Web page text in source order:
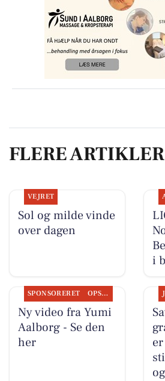
FLERE ARTIKLER
VEJRET
Sol og milde vinde
over dagen
i
SPONSORERET OPSLAGSTAVLEN
Ny video fra Yumi
Aalborg - Se den
her